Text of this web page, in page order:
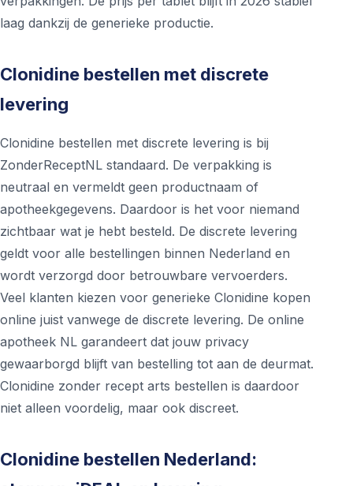
laag dankzij de generieke productie.
Clonidine bestellen met discrete
levering
Clonidine bestellen met discrete levering is bij
ZonderReceptNL standaard. De verpakking is
neutraal en vermeldt geen productnaam of
apotheekgegevens. Daardoor is het voor niemand
zichtbaar wat je hebt besteld. De discrete levering
geldt voor alle bestellingen binnen Nederland en
wordt verzorgd door betrouwbare vervoerders.
Veel klanten kiezen voor generieke Clonidine kopen
online juist vanwege de discrete levering. De online
apotheek NL garandeert dat jouw privacy
gewaarborgd blijft van bestelling tot aan de deurmat.
Clonidine zonder recept arts bestellen is daardoor
niet alleen voordelig, maar ook discreet.
Clonidine bestellen Nederland: